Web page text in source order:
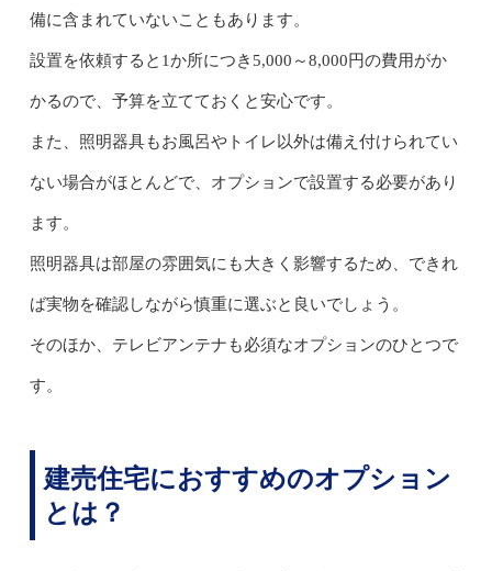
備に含まれていないこともあります。
設置を依頼すると1か所につき5,000～8,000円の費用がか
かるので、予算を立てておくと安心です。
また、照明器具もお風呂やトイレ以外は備え付けられてい
ない場合がほとんどで、オプションで設置する必要があり
ます。
照明器具は部屋の雰囲気にも大きく影響するため、できれ
ば実物を確認しながら慎重に選ぶと良いでしょう。
そのほか、テレビアンテナも必須なオプションのひとつで
す。
建売住宅におすすめのオプション
とは？